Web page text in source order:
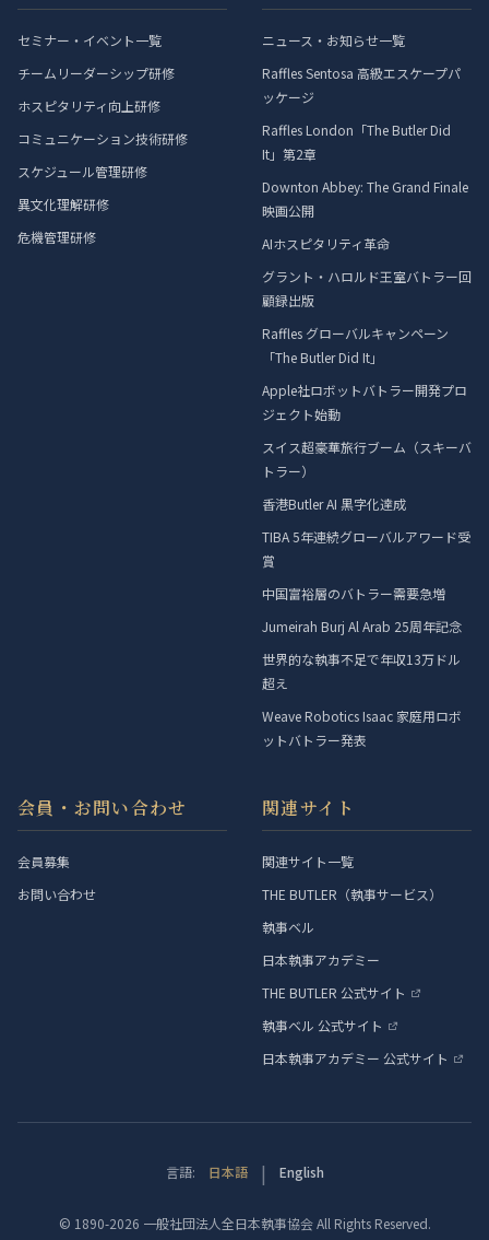
セミナー・イベント一覧
チームリーダーシップ研修
ホスピタリティ向上研修
コミュニケーション技術研修
スケジュール管理研修
異文化理解研修
危機管理研修
ニュース・お知らせ一覧
Raffles Sentosa 高級エスケープパ
ッケージ
Raffles London「The Butler Did
It」第2章
Downton Abbey: The Grand Finale
映画公開
AIホスピタリティ革命
グラント・ハロルド王室バトラー回
顧録出版
Raffles グローバルキャンペーン
「The Butler Did It」
Apple社ロボットバトラー開発プロ
ジェクト始動
スイス超豪華旅行ブーム（スキーバ
トラー）
香港Butler AI 黒字化達成
TIBA 5年連続グローバルアワード受
賞
中国富裕層のバトラー需要急増
Jumeirah Burj Al Arab 25周年記念
世界的な執事不足で年収13万ドル
超え
Weave Robotics Isaac 家庭用ロボ
ットバトラー発表
会員・お問い合わせ
会員募集
お問い合わせ
関連サイト
関連サイト一覧
THE BUTLER（執事サービス）
執事ベル
日本執事アカデミー
THE BUTLER 公式サイト
執事ベル 公式サイト
日本執事アカデミー 公式サイト
言語: 日本語 | English
© 1890-2026 一般社団法人全日本執事協会 All Rights Reserved.